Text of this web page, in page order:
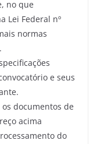
no que
Lei Federal nº
normas
e seus
documentos de
acima
do